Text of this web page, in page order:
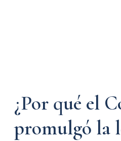
¿Por qué el
promulgó la